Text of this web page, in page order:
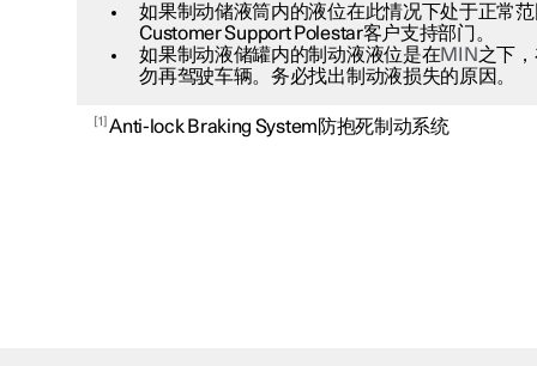
如果制动储液筒内的液位在此情况下处于正常
Customer Support Polestar客户支持部门。
如果制动液储罐内的制动液液位是在MIN之下
勿再驾驶车辆。务必找出制动液损失的原因。
1 Anti-lock Braking System防抱死制动系统